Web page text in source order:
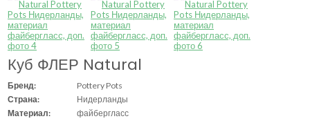
Куб ФЛЕР Natural
Бренд:
Pottery Pots
Страна:
Нидерланды
Материал:
файбергласс